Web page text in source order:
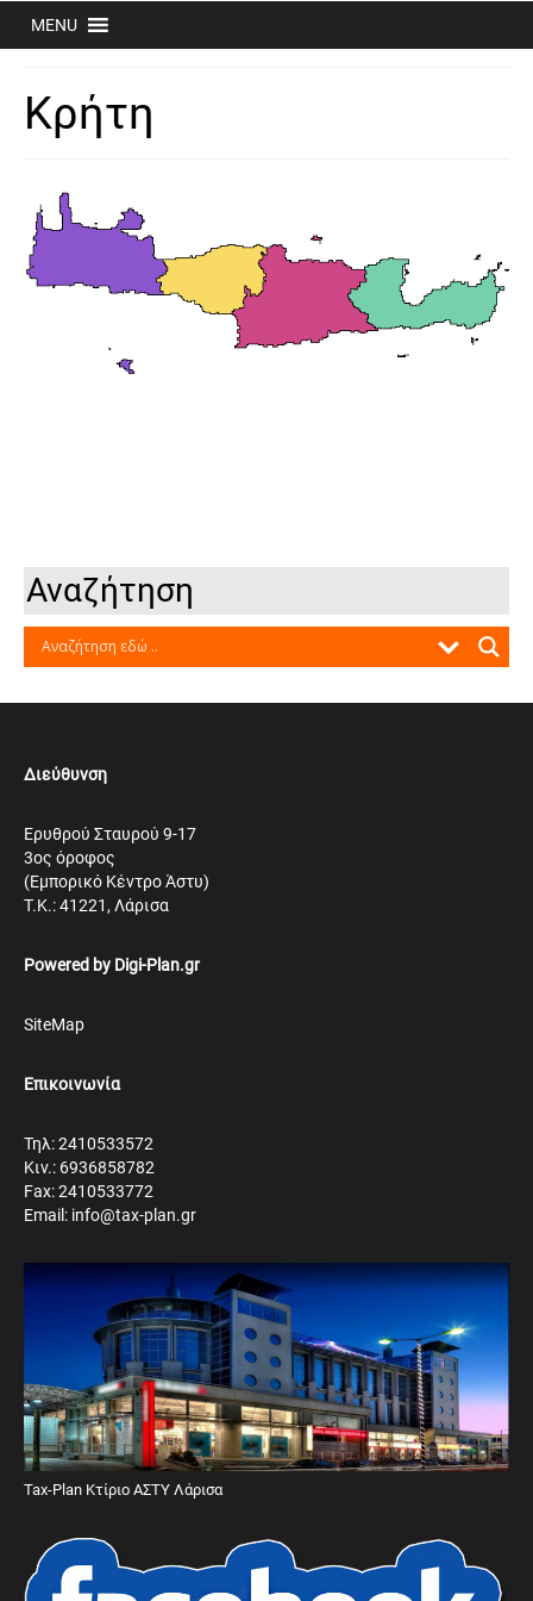
MENU
Κρήτη
Αναζήτηση
Διεύθυνση
Ερυθρού Σταυρού 9-17
3ος όροφος
(Εμπορικό Κέντρο Άστυ)
Τ.Κ.: 41221, Λάρισα
Powered by Digi-Plan.gr
SiteMap
Επικοινωνία
Τηλ: 2410533572
Κιν.: 6936858782
Fax: 2410533772
Email: info@tax-plan.gr
Tax-Plan Κτίριο ΑΣΤΥ Λάρισα